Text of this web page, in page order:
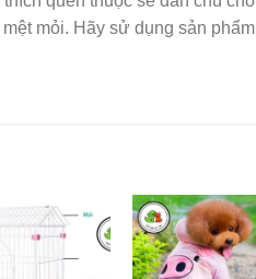
mỏi. Hãy sử dụng sản
Add to
Add to
Wishlist